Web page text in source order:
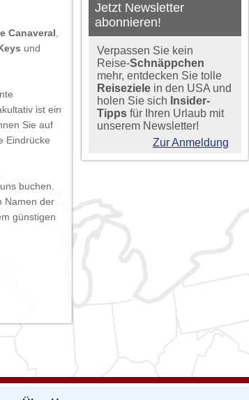
Canaveral
und
ist ein
Sie auf
Eindrücke
buchen.
Namen der
günstigen
Jetzt Newsletter
abonnieren!
Verpassen Sie kein
Reise-Schnäppchen
mehr, entdecken Sie tolle
Reiseziele in den USA und
holen Sie sich Insider-
Tipps für Ihren Urlaub mit
unserem Newsletter!
Zur Anmeldung